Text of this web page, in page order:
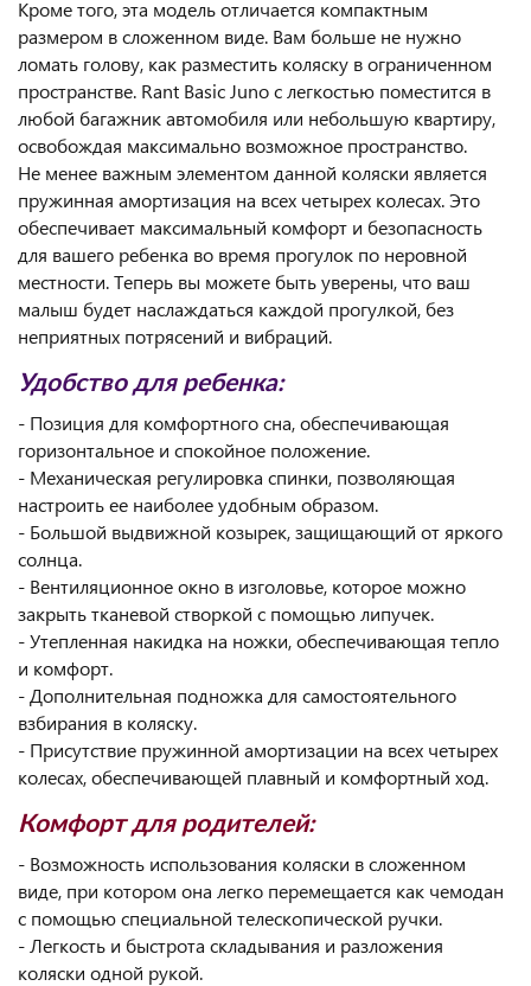
Кроме того, эта модель отличается компактным
размером в сложенном виде. Вам больше не нужно
ломать голову, как разместить коляску в ограниченном
пространстве. Rant Basic Juno с легкостью поместится в
любой багажник автомобиля или небольшую квартиру,
освобождая максимально возможное пространство.
Не менее важным элементом данной коляски является
пружинная амортизация на всех четырех колесах. Это
обеспечивает максимальный комфорт и безопасность
для вашего ребенка во время прогулок по неровной
местности. Теперь вы можете быть уверены, что ваш
малыш будет наслаждаться каждой прогулкой, без
неприятных потрясений и вибраций.
Удобство для ребенка:
- Позиция для комфортного сна, обеспечивающая
горизонтальное и спокойное положение.
- Механическая регулировка спинки, позволяющая
настроить ее наиболее удобным образом.
- Большой выдвижной козырек, защищающий от яркого
солнца.
- Вентиляционное окно в изголовье, которое можно
закрыть тканевой створкой с помощью липучек.
- Утепленная накидка на ножки, обеспечивающая тепло
и комфорт.
- Дополнительная подножка для самостоятельного
взбирания в коляску.
- Присутствие пружинной амортизации на всех четырех
колесах, обеспечивающей плавный и комфортный ход.
Комфорт для родителей:
- Возможность использования коляски в сложенном
виде, при котором она легко перемещается как чемодан
с помощью специальной телескопической ручки.
- Легкость и быстрота складывания и разложения
коляски одной рукой.